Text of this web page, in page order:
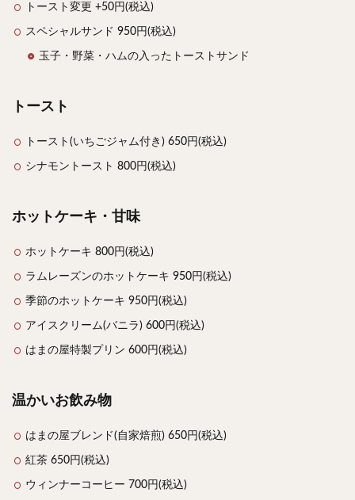
トースト変更 +50円(税込)
スペシャルサンド 950円(税込)
玉子・野菜・ハムの入ったトーストサンド
トースト
トースト(いちごジャム付き) 650円(税込)
シナモントースト 800円(税込)
ホットケーキ・甘味
ホットケーキ 800円(税込)
ラムレーズンのホットケーキ 950円(税込)
季節のホットケーキ 950円(税込)
アイスクリーム(バニラ) 600円(税込)
はまの屋特製プリン 600円(税込)
温かいお飲み物
はまの屋ブレンド(自家焙煎) 650円(税込)
紅茶 650円(税込)
ウィンナーコーヒー 700円(税込)